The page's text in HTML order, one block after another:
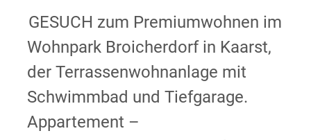
zum Verkauf in
Kaarst.
GESUCH zum Premiumwohnen im
Wohnpark Broicherdorf in Kaarst,
der Terrassenwohnanlage mit
Schwimmbad und Tiefgarage.
Appartement –